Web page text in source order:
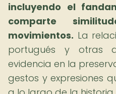
incluyendo el
comparte
movimientos. La
portugués y otras
evidencia en la
gestos y expresiones